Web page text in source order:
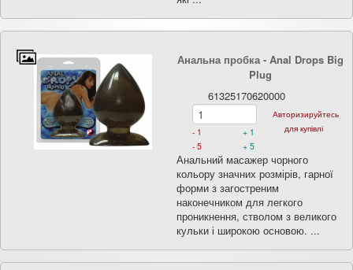
Анальна пробка - Anal Drops Big
Plug
61325170620000
+ 1
- 1
- 5
+ 5
Авторизируйтесь
для купівлі
Анальний масажер чорного
кольору значних розмірів, гарної
форми з загостреним
наконечником для легкого
проникнення, стволом з великого
кульки і широкою основою. ...